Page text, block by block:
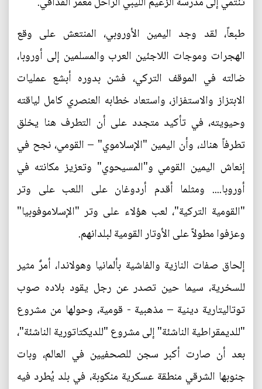
طبعاً، لقد وجد اليمين الأوروبي، المنتعش على وقع
الهجرات وموجات اللاجئين العرب والمسلمين إلى أوروبا،
ضالته في الموقف التركي، فشن بدوره أبشع عمليات
الابتزاز والاستفزاز، واستعاد خطابه العنصري كامل لياقته
وحيويته، في تأكيد متجدد على أن التطرف هنا يخلق
تطرفاً هناك، وأن اليمين "الإسلاموي" – القومي، نجح في
إنعاش اليمين القومي و"المسيحوي" وتعزيز مكانته في
أوروبا.... ومثلما أقدم أردوغان على اللعب على وتر
"القومية التركية"، لعب هؤلاء على وتر "الإسلاموفوبيا"
وعزفوا مطولاً على الأوتار القومية لبلدانهم.
إلحاق صفات النازية والفاشية بألمانيا وهولاندا، أمرٌ مثير
للسخرية، سيما حين تصدر عن رجل يقود بلاده صوب
توتاليتارية دينية – مذهبية - قومية، وحولها من مشروع
"للديمقراطية الناشئة" إلى مشروع "للديكتاتورية الناشئة"،
بعد أن صارت أكبر سجن للصحفيين في العالم، وبات
جنوبها الشرقي منطقة عسكرية منكوبة، في بلد يُطرد فيه